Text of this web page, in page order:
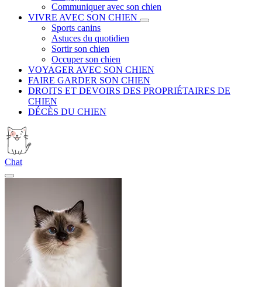
Communiquer avec son chien
VIVRE AVEC SON CHIEN
Sports canins
Astuces du quotidien
Sortir son chien
Occuper son chien
VOYAGER AVEC SON CHIEN
FAIRE GARDER SON CHIEN
DROITS ET DEVOIRS DES PROPRIÉTAIRES DE
CHIEN
DÉCÈS DU CHIEN
Chat